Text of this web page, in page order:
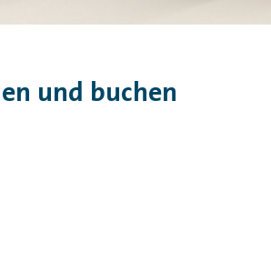
und buchen